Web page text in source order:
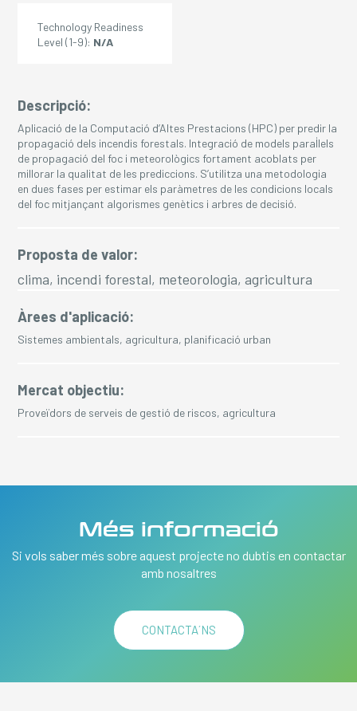
Descripció:
Aplicació de la Computació d’Altes Prestacions (HPC) per predir la
propagació dels incendis forestals. Integració de models paral·lels
de propagació del foc i meteorològics fortament acoblats per
millorar la qualitat de les prediccions. S’utilitza una metodologia
en dues fases per estimar els paràmetres de les condicions locals
del foc mitjançant algorismes genètics i arbres de decisió.
Proposta de valor:
clima, incendi forestal, meteorologia, agricultura
Àrees d'aplicació:
Sistemes ambientals, agricultura, planificació urban
Mercat objectiu:
Proveïdors de serveis de gestió de riscos, agricultura
Technology Readiness
Level (1-9): N/A
Més informació
Si vols saber més sobre aquest projecte no dubtis en contactar
amb nosaltres
CONTACTA´NS